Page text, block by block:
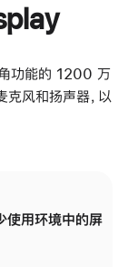
功能的 1200 万
风和扬声器，以
使用环境中的屏